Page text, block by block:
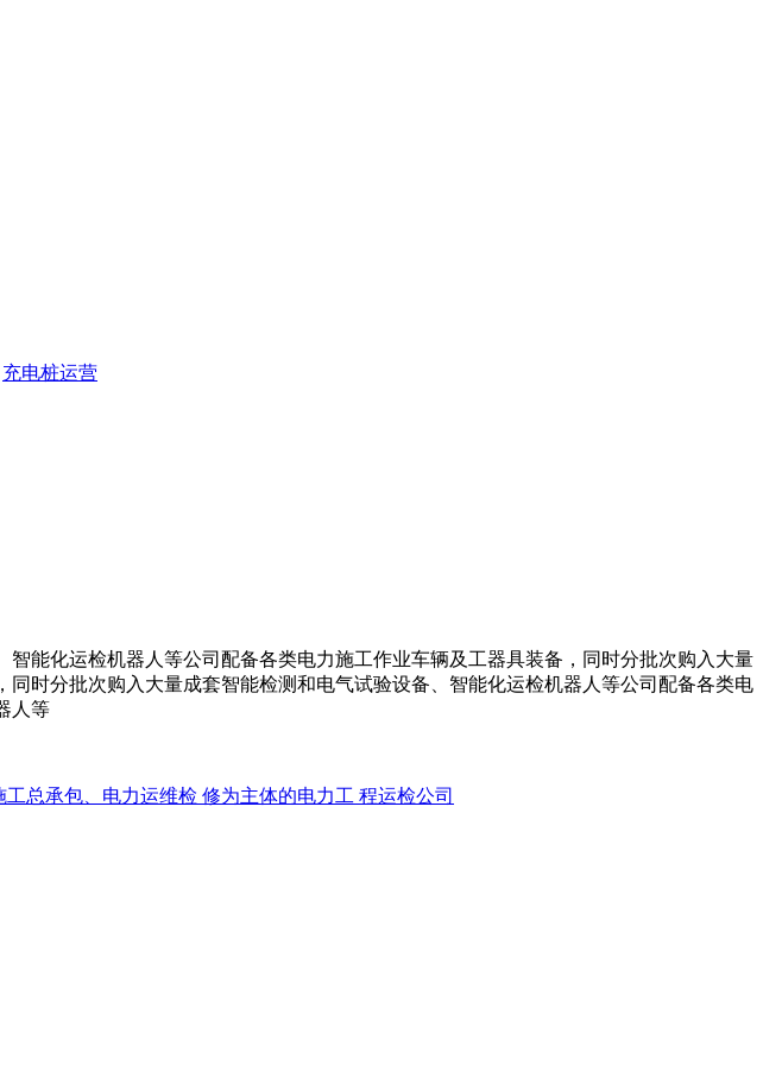
充电桩运营
能化运检机器人等公司配备各类电力施工作业车辆及工器具装备，同时分批次购入大量
时分批次购入大量成套智能检测和电气试验设备、智能化运检机器人等公司配备各类电
人等
总承包、电力运维检 修为主体的电力工 程运检公司